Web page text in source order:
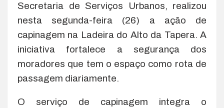
Secretaria de Serviços Urbanos, realizou
nesta segunda-feira (26) a ação de
capinagem na Ladeira do Alto da Tapera. A
iniciativa fortalece a segurança dos
moradores que tem o espaço como rota de
passagem diariamente.
O serviço de capinagem integra o